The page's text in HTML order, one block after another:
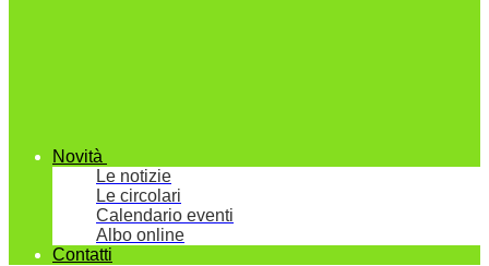
Novità
Le notizie
Le circolari
Calendario eventi
Albo online
Contatti